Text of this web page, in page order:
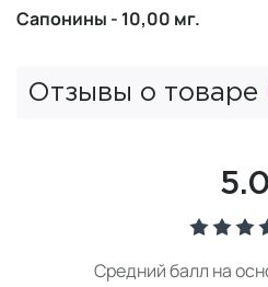
Сапонины - 10,00 мг.
Отзывы о товаре
5.0
Средний балл на